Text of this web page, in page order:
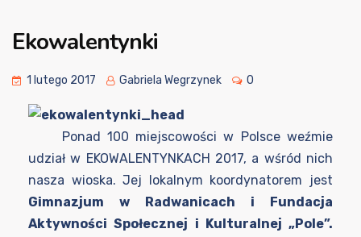
Ekowalentynki
1 lutego 2017 Gabriela Wegrzynek 0
Ponad 100 miejscowości w Polsce weźmie
udział w EKOWALENTYNKACH 2017, a wśród nich
nasza wioska. Jej lokalnym koordynatorem jest
Gimnazjum w Radwanicach i Fundacja
Aktywności Społecznej i Kulturalnej „Pole”.